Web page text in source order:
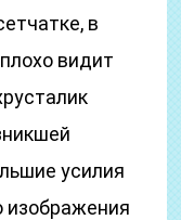
в
видит
усилия
изображения